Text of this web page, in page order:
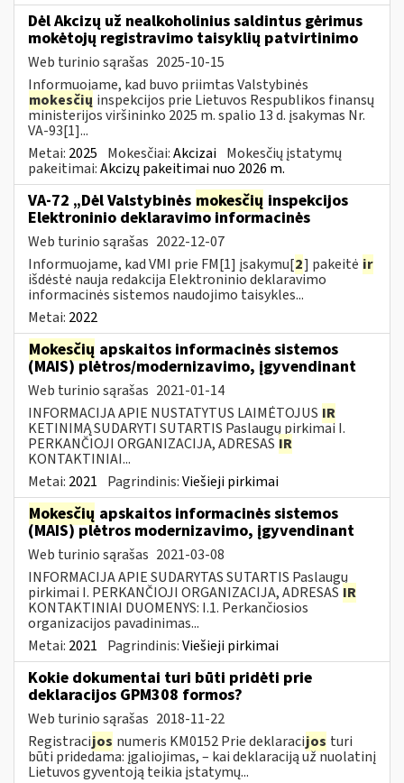
Dėl Akcizų už nealkoholinius saldintus gėrimus
mokėtojų registravimo taisyklių patvirtinimo
Web turinio sąrašas 2025-10-15
Informuojame, kad buvo priimtas Valstybinės
mokesčių inspekcijos prie Lietuvos Respublikos finansų
ministerijos viršininko 2025 m. spalio 13 d. įsakymas Nr.
VA-93[1]...
Metai: 2025 Mokesčiai:Akcizai Mokesčių įstatymų
pakeitimai:Akcizų pakeitimai nuo 2026 m.
VA-72 „Dėl Valstybinės mokesčių inspekcijos
Elektroninio deklaravimo informacinės
Web turinio sąrašas 2022-12-07
Informuojame, kad VMI prie FM[1] įsakymu[2] pakeitė ir
išdėstė nauja redakcija Elektroninio deklaravimo
informacinės sistemos naudojimo taisykles...
Metai: 2022
Mokesčių apskaitos informacinės sistemos
(MAIS) plėtros/modernizavimo, įgyvendinant
Web turinio sąrašas 2021-01-14
INFORMACIJA APIE NUSTATYTUS LAIMĖTOJUS IR
KETINIMĄ SUDARYTI SUTARTIS Paslaugų pirkimai I.
PERKANČIOJI ORGANIZACIJA, ADRESAS IR
KONTAKTINIAI...
Metai: 2021 Pagrindinis:Viešieji pirkimai
Mokesčių apskaitos informacinės sistemos
(MAIS) plėtros modernizavimo, įgyvendinant
Web turinio sąrašas 2021-03-08
INFORMACIJA APIE SUDARYTAS SUTARTIS Paslaugų
pirkimai I. PERKANČIOJI ORGANIZACIJA, ADRESAS IR
KONTAKTINIAI DUOMENYS: I.1. Perkančiosios
organizacijos pavadinimas...
Metai: 2021 Pagrindinis:Viešieji pirkimai
Kokie dokumentai turi būti pridėti prie
deklaracijos GPM308 formos?
Web turinio sąrašas 2018-11-22
Registracijos numeris KM0152 Prie deklaracijos turi
būti pridedama: įgaliojimas, – kai deklaraciją už nuolatinį
Lietuvos gyventoją teikia įstatymų...